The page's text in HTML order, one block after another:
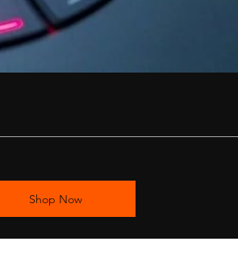
Shop Now